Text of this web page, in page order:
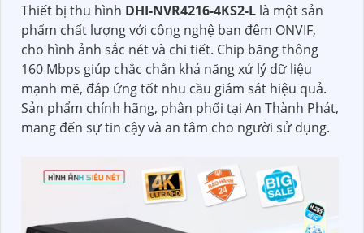
Thiết bị thu hình DHI-NVR4216-4KS2-L là một sản
phẩm chất lượng với công nghệ ban đêm ONVIF,
cho hình ảnh sắc nét và chi tiết. Chip băng thông
160 Mbps giúp chắc chắn khả năng xử lý dữ liệu
mạnh mẽ, đáp ứng tốt nhu cầu giám sát hiệu quả.
Sản phẩm chính hãng, phân phối tại An Thành Phát,
mang đến sự tin cậy và an tâm cho người sử dụng.